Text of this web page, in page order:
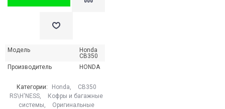
Модель
Honda
CB350
Производитель
HONDA
Категории: Honda,
CB350
RS\H'NESS,
Кофры и багажные
системы,
Оригинальные